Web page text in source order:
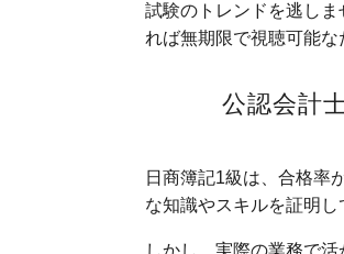
試験のトレンドを逃しま
れば無期限で視聴可能な
公認会計
日商簿記1級は、合格率
な知識やスキルを証明し